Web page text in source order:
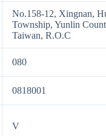
No.158-12, Xingnan,
Township, Yunlin
Taiwan, R.O.C
080
0818001
V